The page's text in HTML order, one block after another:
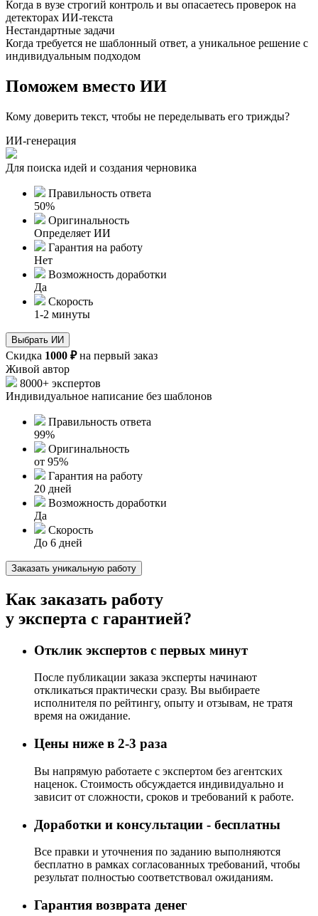
Когда в вузе строгий контроль и вы опасаетесь проверок на
детекторах ИИ-текста
Нестандартные задачи
Когда требуется не шаблонный ответ, а уникальное решение с
индивидуальным подходом
Поможем вместо ИИ
Кому доверить текст, чтобы не переделывать его трижды?
ИИ-генерация
Для поиска идей и создания черновика
Правильность ответа
50%
Оригинальность
Определяет ИИ
Гарантия на работу
Нет
Возможность доработки
Да
Скорость
1-2 минуты
Выбрать ИИ
Скидка 1000 ₽на первый заказ
Живой автор
8000+ экспертов
Индивидуальное написание без шаблонов
Правильность ответа
99%
Оригинальность
от 95%
Гарантия на работу
20 дней
Возможность доработки
Да
Скорость
До 6 дней
Заказать уникальную работу
Как заказать работу
у эксперта с гарантией?
Отклик экспертов с первых минут
После публикации заказа эксперты начинают
откликаться практически сразу. Вы выбираете
исполнителя по рейтингу, опыту и отзывам, не тратя
время на ожидание.
Цены ниже в 2-3 раза
Вы напрямую работаете с экспертом без агентских
наценок. Стоимость обсуждается индивидуально и
зависит от сложности, сроков и требований к работе.
Доработки и консультации - бесплатны
Все правки и уточнения по заданию выполняются
бесплатно в рамках согласованных требований, чтобы
результат полностью соответствовал ожиданиям.
Гарантия возврата денег